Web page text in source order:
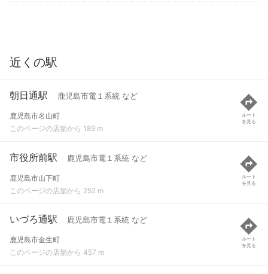
近くの駅
朝日通駅 鹿児島市電１系統 など
鹿児島市名山町
このページの店舗から 189 m
ルート
を見る
市役所前駅 鹿児島市電１系統 など
鹿児島市山下町
このページの店舗から 252 m
ルート
を見る
いづろ通駅 鹿児島市電１系統 など
鹿児島市金生町
このページの店舗から 457 m
ルート
を見る